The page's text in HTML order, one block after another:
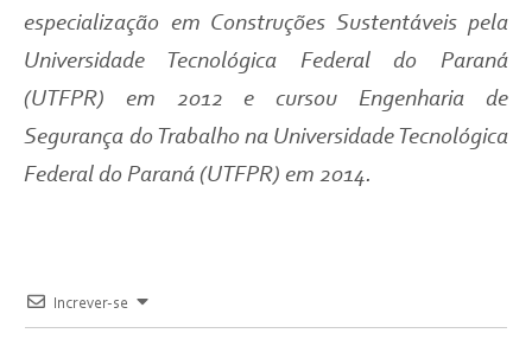
especialização em Construções Sustentáveis pela
Universidade Tecnológica Federal do Paraná
(UTFPR) em 2012 e cursou Engenharia de
Segurança do Trabalho na Universidade Tecnológica
Federal do Paraná (UTFPR) em 2014.
Increver-se